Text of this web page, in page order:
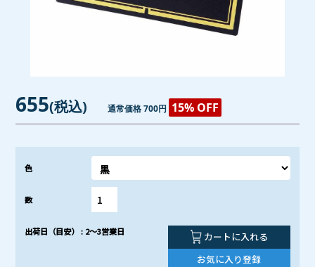
655(税込) 通常価格 700円 15% OFF
色
数
出荷日（目安） : 2～3営業日
カートに入れる
お気に入り登録